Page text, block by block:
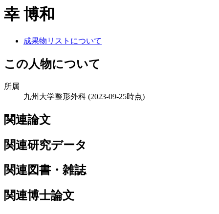
幸 博和
成果物リストについて
この人物について
所属
九州大学整形外科 (2023-09-25時点)
関連論文
関連研究データ
関連図書・雑誌
関連博士論文